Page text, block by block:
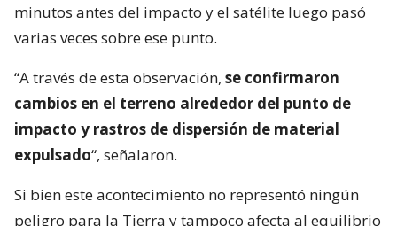
minutos antes del impacto y el satélite luego pasó
varias veces sobre ese punto.
“A través de esta observación, se confirmaron
cambios en el terreno alrededor del punto de
impacto y rastros de dispersión de material
expulsado“, señalaron.
Si bien este acontecimiento no representó ningún
peligro para la Tierra y tampoco afecta al equilibrio